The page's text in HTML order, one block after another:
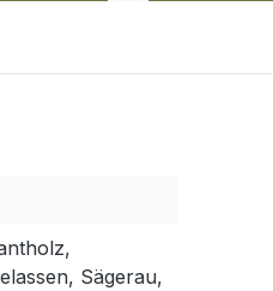
Sägerau,